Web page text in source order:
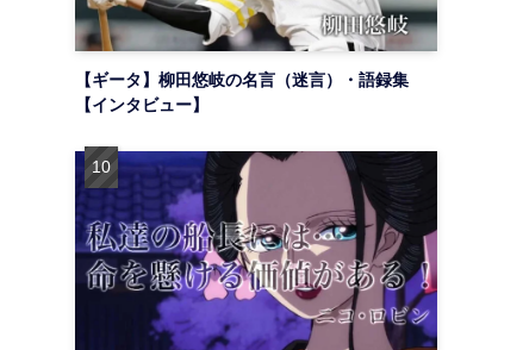
【ギータ】柳田悠岐の名言（迷言）・語録集
【インタビュー】